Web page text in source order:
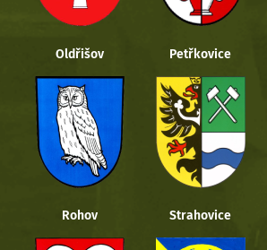
Oldřišov Petřkovice
Rohov Strahovice